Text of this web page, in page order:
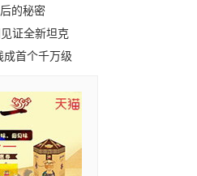
的秘密
证全新坦克
首个千万级